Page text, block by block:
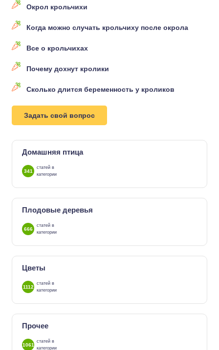
Окрол крольчихи
Когда можно случать крольчиху после окрола
Все о крольчихах
Почему дохнут кролики
Сколько длится беременность у кроликов
Задать свой вопрос
Домашняя птица
341
статей в
категории
Плодовые деревья
666
статей в
категории
Цветы
1112
статей в
категории
Прочее
1061
статей в
категории